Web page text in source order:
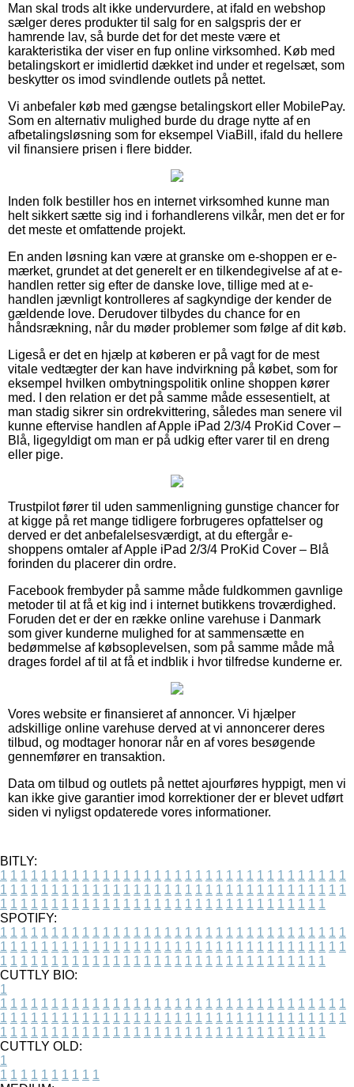
Man skal trods alt ikke undervurdere, at ifald en webshop
sælger deres produkter til salg for en salgspris der er
hamrende lav, så burde det for det meste være et
karakteristika der viser en fup online virksomhed. Køb med
betalingskort er imidlertid dækket ind under et regelsæt, som
beskytter os imod svindlende outlets på nettet.
Vi anbefaler køb med gængse betalingskort eller MobilePay.
Som en alternativ mulighed burde du drage nytte af en
afbetalingsløsning som for eksempel ViaBill, ifald du hellere
vil finansiere prisen i flere bidder.
Inden folk bestiller hos en internet virksomhed kunne man
helt sikkert sætte sig ind i forhandlerens vilkår, men det er for
det meste et omfattende projekt.
En anden løsning kan være at granske om e-shoppen er e-
mærket, grundet at det generelt er en tilkendegivelse af at e-
handlen retter sig efter de danske love, tillige med at e-
handlen jævnligt kontrolleres af sagkyndige der kender de
gældende love. Derudover tilbydes du chance for en
håndsrækning, når du møder problemer som følge af dit køb.
Ligeså er det en hjælp at køberen er på vagt for de mest
vitale vedtægter der kan have indvirkning på købet, som for
eksempel hvilken ombytningspolitik online shoppen kører
med. I den relation er det på samme måde essesentielt, at
man stadig sikrer sin ordrekvittering, således man senere vil
kunne eftervise handlen af Apple iPad 2/3/4 ProKid Cover –
Blå, ligegyldigt om man er på udkig efter varer til en dreng
eller pige.
Trustpilot fører til uden sammenligning gunstige chancer for
at kigge på ret mange tidligere forbrugeres opfattelser og
derved er det anbefalelsesværdigt, at du eftergår e-
shoppens omtaler af Apple iPad 2/3/4 ProKid Cover – Blå
forinden du placerer din ordre.
Facebook frembyder på samme måde fuldkommen gavnlige
metoder til at få et kig ind i internet butikkens troværdighed.
Foruden det er der en række online varehuse i Danmark
som giver kunderne mulighed for at sammensætte en
bedømmelse af købsoplevelsen, som på samme måde må
drages fordel af til at få et indblik i hvor tilfredse kunderne er.
Vores website er finansieret af annoncer. Vi hjælper
adskillige online varehuse derved at vi annoncerer deres
tilbud, og modtager honorar når en af vores besøgende
gennemfører en transaktion.
Data om tilbud og outlets på nettet ajourføres hyppigt, men vi
kan ikke give garantier imod korrektioner der er blevet udført
siden vi nyligst opdaterede vores informationer.
BITLY:
1 1 1 1 1 1 1 1 1 1 1 1 1 1 1 1 1 1 1 1 1 1 1 1 1 1 1 1 1 1 1 1 1 1
1 1 1 1 1 1 1 1 1 1 1 1 1 1 1 1 1 1 1 1 1 1 1 1 1 1 1 1 1 1 1 1 1 1
1 1 1 1 1 1 1 1 1 1 1 1 1 1 1 1 1 1 1 1 1 1 1 1 1 1 1 1 1 1 1 1
SPOTIFY:
1 1 1 1 1 1 1 1 1 1 1 1 1 1 1 1 1 1 1 1 1 1 1 1 1 1 1 1 1 1 1 1 1 1
1 1 1 1 1 1 1 1 1 1 1 1 1 1 1 1 1 1 1 1 1 1 1 1 1 1 1 1 1 1 1 1 1 1
1 1 1 1 1 1 1 1 1 1 1 1 1 1 1 1 1 1 1 1 1 1 1 1 1 1 1 1 1 1 1 1
CUTTLY BIO:
1
1 1 1 1 1 1 1 1 1 1 1 1 1 1 1 1 1 1 1 1 1 1 1 1 1 1 1 1 1 1 1 1 1 1
1 1 1 1 1 1 1 1 1 1 1 1 1 1 1 1 1 1 1 1 1 1 1 1 1 1 1 1 1 1 1 1 1 1
1 1 1 1 1 1 1 1 1 1 1 1 1 1 1 1 1 1 1 1 1 1 1 1 1 1 1 1 1 1 1 1
CUTTLY OLD:
1
1 1 1 1 1 1 1 1 1 1